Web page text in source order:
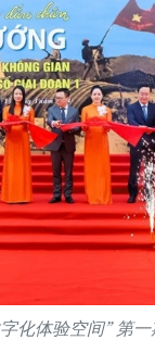
化体验空间” 第